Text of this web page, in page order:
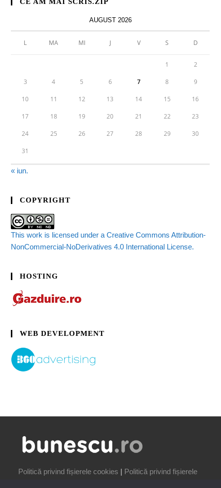
AUGUST 2026
L MA MI J V S D
1 2
3 4 5 6 7 8 9
10 11 12 13 14 15 16
17 18 19 20 21 22 23
24 25 26 27 28 29 30
31
« iun.
COPYRIGHT
This work is licensed under a Creative Commons Attribution-
NonCommercial-NoDerivatives 4.0 International License.
HOSTING
WEB DEVELOPMENT
Politică privind fișierele cookies | Politică privind fișierele